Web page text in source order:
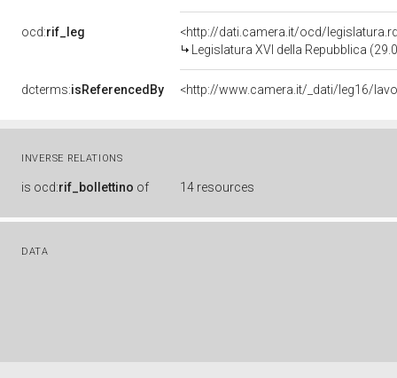
ocd:rif_leg
<http://dati.camera.it/ocd/
Legislatura XVI della Repubblica
dcterms:isReferencedBy <http://www.camera.it/_dati/leg16/
INVERSE RELATIONS
is ocd:rif_bollettino of 14 resources
DATA